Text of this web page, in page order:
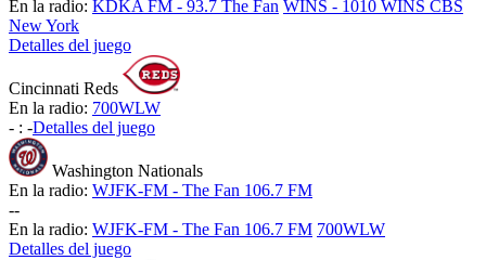
En la radio: KDKA FM - 93.7 The Fan WINS - 1010 WINS CBS
New York
Detalles del juego
Cincinnati Reds
En la radio: 700WLW
- : -Detalles del juego
Washington Nationals
En la radio: WJFK-FM - The Fan 106.7 FM
--
En la radio: WJFK-FM - The Fan 106.7 FM 700WLW
Detalles del juego